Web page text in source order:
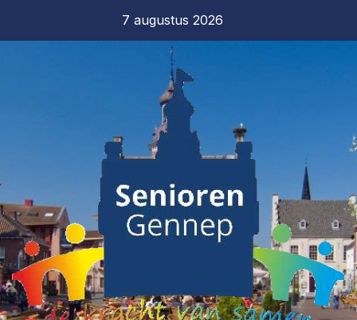
7 augustus 2026